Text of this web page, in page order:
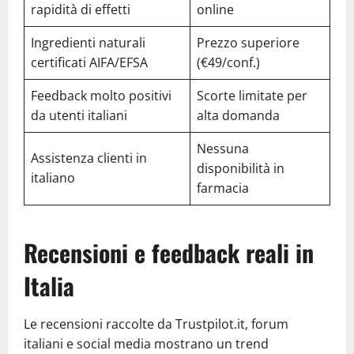
rapidità di effetti
online
Ingredienti naturali
certificati AIFA/EFSA
Prezzo superiore
(€49/conf.)
Feedback molto positivi
da utenti italiani
Scorte limitate per
alta domanda
Assistenza clienti in
italiano
Nessuna
disponibilità in
farmacia
Recensioni e feedback reali in
Italia
Le recensioni raccolte da Trustpilot.it, forum
italiani e social media mostrano un trend